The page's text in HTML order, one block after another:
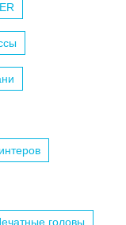
головы